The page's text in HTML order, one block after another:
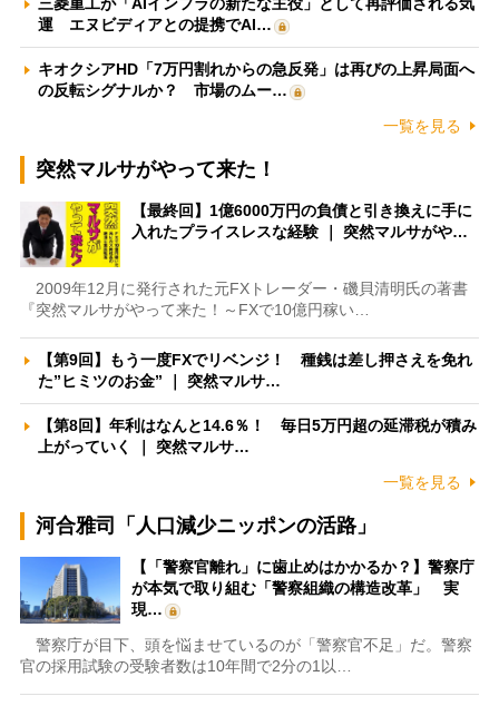
三菱重工が「AIインフラの新たな主役」として再評価される気
運 エヌビディアとの提携でAI…
キオクシアHD「7万円割れからの急反発」は再びの上昇局面へ
の反転シグナルか？ 市場のムー…
一覧を見る
突然マルサがやって来た！
【最終回】1億6000万円の負債と引き換えに手に
入れたプライスレスな経験 ｜ 突然マルサがや…
2009年12月に発行された元FXトレーダー・磯貝清明氏の著書
『突然マルサがやって来た！～FXで10億円稼い…
【第9回】もう一度FXでリベンジ！ 種銭は差し押さえを免れ
た”ヒミツのお金” ｜ 突然マルサ…
【第8回】年利はなんと14.6％！ 毎日5万円超の延滞税が積み
上がっていく ｜ 突然マルサ…
一覧を見る
河合雅司「人口減少ニッポンの活路」
【「警察官離れ」に歯止めはかかるか？】警察庁
が本気で取り組む「警察組織の構造改革」 実
現…
警察庁が目下、頭を悩ませているのが「警察官不足」だ。警察
官の採用試験の受験者数は10年間で2分の1以…